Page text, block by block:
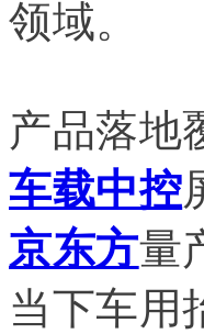
领域。
产品落地
车载中控
京东方量
当下车用